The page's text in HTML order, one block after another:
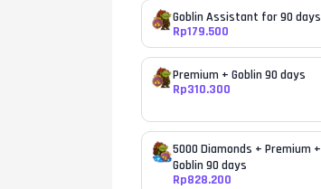
Goblin Assistant for 90 days
Rp179.500
Premium + Goblin 90 days
Rp310.300
5000 Diamonds + Premium +
Goblin 90 days
Rp828.200